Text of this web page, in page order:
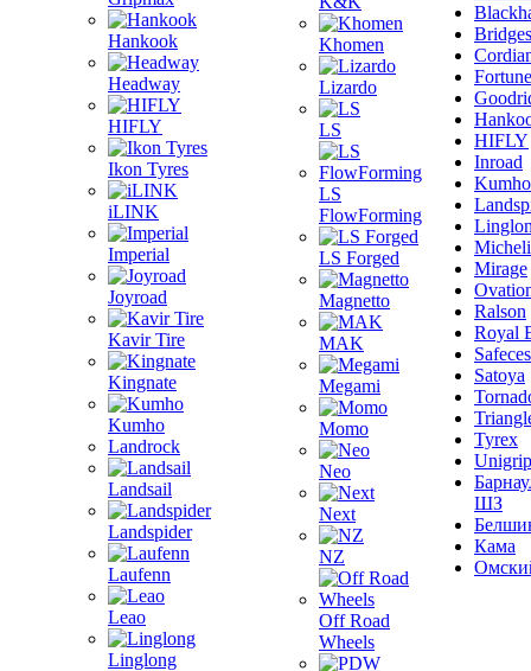
Hankook
Headway
HIFLY
Ikon Tyres
iLINK
Imperial
Joyroad
Kavir Tire
Kingnate
Kumho
Landrock
Landsail
Landspider
Laufenn
Leao
Linglong
Khomen
Lizardo
LS
LS
FlowForming
LS Forged
Magnetto
MAK
Megami
Momo
Neo
Next
NZ
Off Road
Wheels
Fortune
HIFLY
Inroad
Kumho
Mirage
Ralson
Royal
Satoya
Tyrex
Unigrip
ШЗ
Кама